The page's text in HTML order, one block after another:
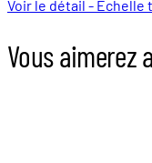
Voir le détail - Echelle
Vous aimerez